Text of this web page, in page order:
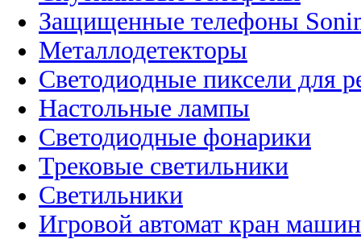
Защищенные телефоны
Металлодетекторы
Светодиодные пиксели для
Настольные лампы
Светодиодные фонарики
Трековые светильники
Светильники
Игровой автомат кран